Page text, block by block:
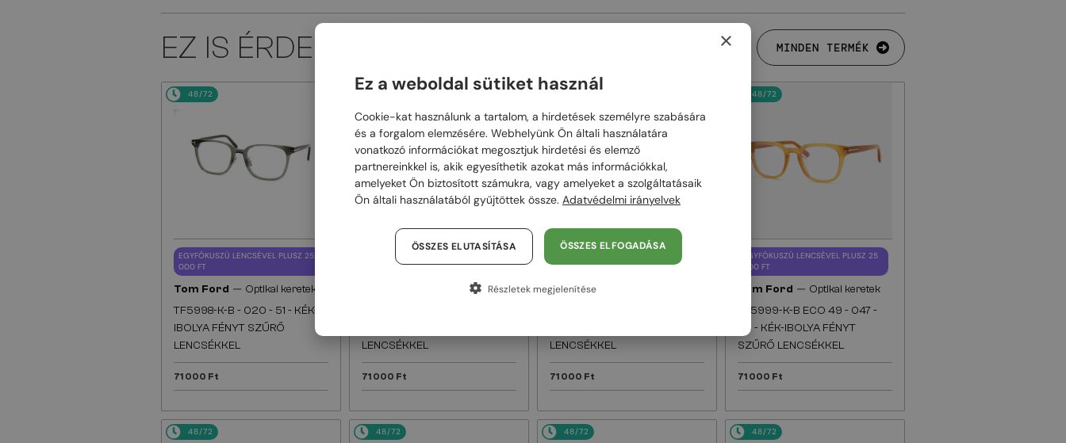
EZ IS ÉRDEKELHET MINDEN TERMÉK
48/72
EGYFÓKUSZÚ LENCSÉVEL PLUSZ 25
000 FT
Tom Ford — Optikai keretek
TF5998-K-B - 020 - 51 - KÉK-
IBOLYA FÉNYT SZŰRŐ
LENCSÉKKEL
71 000 Ft
48/72
EGYFÓKUSZÚ LENCSÉVEL PLUSZ 25
Optikai keretek
LENCSÉKKEL
71 000 Ft
48/72
EGYFÓKUSZÚ LENCSÉVEL PLUSZ 25
000 FT
Tom Ford
LENCSÉKKEL
71 000 Ft
48/72
EGYFÓKUSZÚ LENCSÉVEL PLUSZ 25
000 FT
Tom Ford — Optikai keretek
TF5999-K-B ECO 49 - 047 -
49 - KÉK-IBOLYA FÉNYT
SZŰRŐ LENCSÉKKEL
71 000 Ft
48/72 48/72 48/72 48/72
×
Ez a weboldal sütiket használ
Cookie-kat használunk a tartalom, a hirdetések személyre szabására
és a forgalom elemzésére. Webhelyünk Ön általi használatára
vonatkozó információkat megosztjuk hirdetési és elemző
partnereinkkel is, akik egyesíthetik azokat más információkkal,
amelyeket Ön biztosított számukra, vagy amelyeket a szolgáltatásaik
Ön általi használatából gyűjtöttek össze. Adatvédelmi irányelvek
ÖSSZES ELFOGADÁSA
ÖSSZES ELUTASÍTÁSA
Részletek megjelenítése